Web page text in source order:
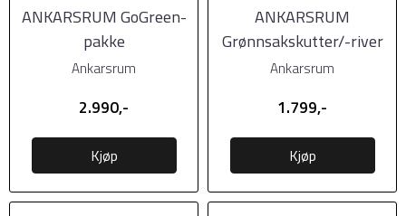
ANKARSRUM GoGreen-
pakke
Ankarsrum
2.990,-
Kjøp
ANKARSRUM
Grønnsakskutter/-river
Ankarsrum
1.799,-
Kjøp